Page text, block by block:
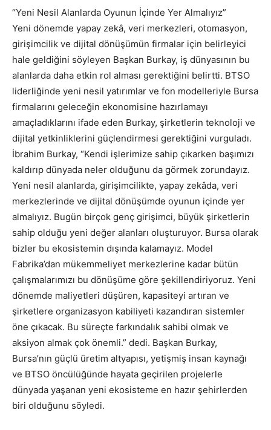
“Yeni Nesil Alanlarda Oyunun İçinde Yer Almalıyız”
Yeni dönemde yapay zekâ, veri merkezleri, otomasyon,
girişimcilik ve dijital dönüşümün firmalar için belirleyici
hale geldiğini söyleyen Başkan Burkay, iş dünyasının bu
alanlarda daha etkin rol alması gerektiğini belirtti. BTSO
liderliğinde yeni nesil yatırımlar ve fon modelleriyle Bursa
firmalarını geleceğin ekonomisine hazırlamayı
amaçladıklarını ifade eden Burkay, şirketlerin teknoloji ve
dijital yetkinliklerini güçlendirmesi gerektiğini vurguladı.
İbrahim Burkay, “Kendi işlerimize sahip çıkarken başımızı
kaldırıp dünyada neler olduğunu da görmek zorundayız.
Yeni nesil alanlarda, girişimcilikte, yapay zekâda, veri
merkezlerinde ve dijital dönüşümde oyunun içinde yer
almalıyız. Bugün birçok genç girişimci, büyük şirketlerin
sahip olduğu yeni değer alanları oluşturuyor. Bursa olarak
bizler bu ekosistemin dışında kalamayız. Model
Fabrika’dan mükemmeliyet merkezlerine kadar bütün
çalışmalarımızı bu dönüşüme göre şekillendiriyoruz. Yeni
dönemde maliyetleri düşüren, kapasiteyi artıran ve
şirketlere organizasyon kabiliyeti kazandıran sistemler
öne çıkacak. Bu süreçte farkındalık sahibi olmak ve
aksiyon almak çok önemli.” dedi. Başkan Burkay,
Bursa’nın güçlü üretim altyapısı, yetişmiş insan kaynağı
ve BTSO öncülüğünde hayata geçirilen projelerle
dünyada yaşanan yeni ekosisteme en hazır şehirlerden
biri olduğunu söyledi.